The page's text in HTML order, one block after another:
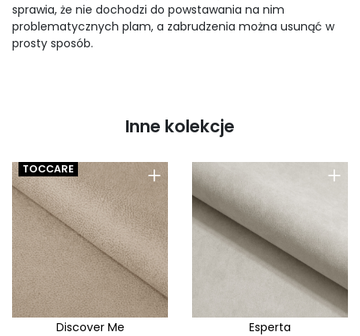
sprawia, że nie dochodzi do powstawania na nim
problematycznych plam, a zabrudzenia można usunąć w
prosty sposób.
Inne kolekcje
+
TOCCARE
Discover Me
+
Esperta